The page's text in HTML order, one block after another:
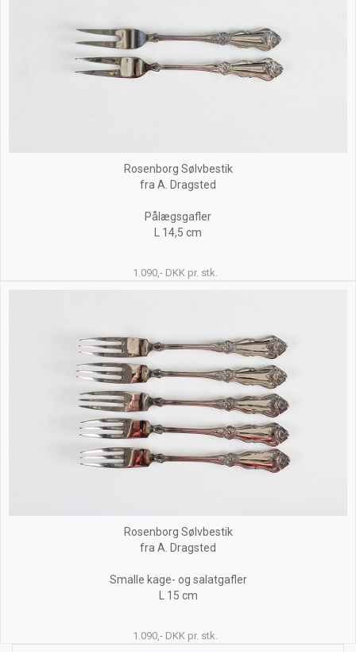
Rosenborg Sølvbestik
fra A. Dragsted
Pålægsgafler
L 14,5 cm
1.090,- DKK pr. stk.
Rosenborg Sølvbestik
fra A. Dragsted
Smalle kage- og salatgafler
L 15 cm
1.090,- DKK pr. stk.